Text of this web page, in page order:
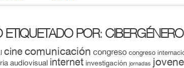
ETIQUETADO POR:
cinecomunicación congreso congreso
audiovisual internet investigación jornadas